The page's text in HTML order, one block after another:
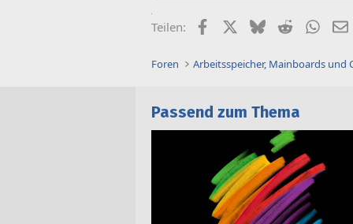
Teilen: FacebookX (Twitter)
BlueskyReddit
Foren Arbeitsspeicher, Mainboards und
Passend zum Thema